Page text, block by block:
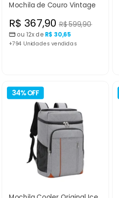
Mochila de Couro Vintage
Preço
normal
R$ 599,90
Preço
promocional
R$ 367,90
ou 12x de R$ 30,65
+794 Unidades vendidas
34% OFF